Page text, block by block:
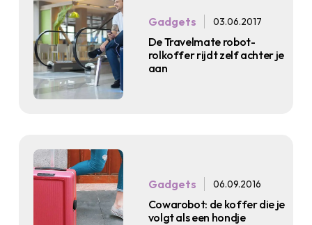
Gadgets 03.06.2017
De Travelmate robot-
rolkoffer rijdt zelf achter je
aan
Gadgets 06.09.2016
Cowarobot: de koffer die je
volgt als een hondje